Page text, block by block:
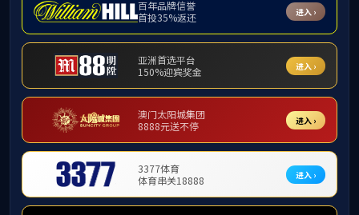
招聘信息
巢湖学院2025年度高层次人才招聘公告_安徽省人力资源和社会保